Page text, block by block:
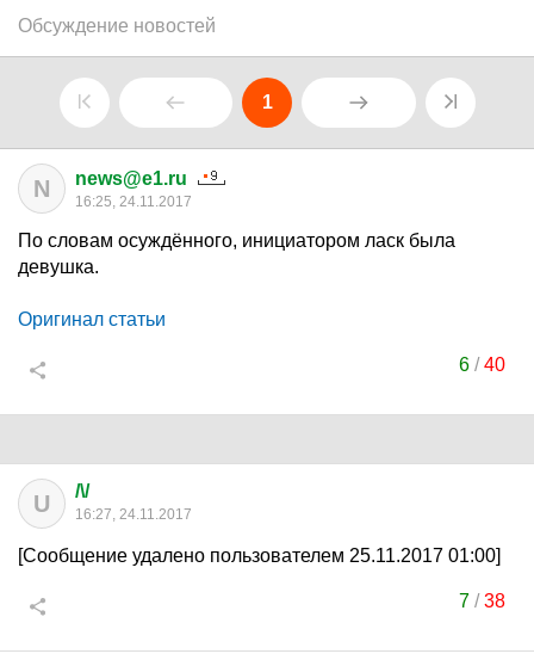
Обсуждение новостей
1
N news@e1.ru
16:25, 24.11.2017
По словам осуждённого, инициатором ласк была
девушка.
Оригинал статьи
6 /40
U /\/
16:27, 24.11.2017
[Сообщение удалено пользователем 25.11.2017 01:00]
7 /38